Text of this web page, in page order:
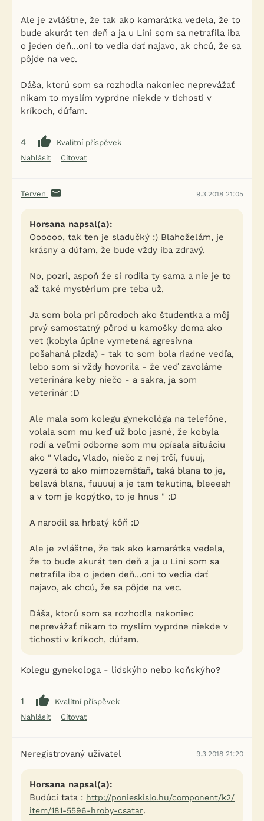
Ale je zvláštne, že tak ako kamarátka vedela, že to
bude akurát ten deň a ja u Lini som sa netrafila iba
o jeden deň...oni to vedia dať najavo, ak chcú, že sa
pôjde na vec.
Dáša, ktorú som sa rozhodla nakoniec neprevážať
nikam to myslím vyprdne niekde v tichosti v
kríkoch, dúfam.
4
Kvalitní příspěvek
Nahlásit
Citovat
Terven 9.3.2018 21:05
Horsana napsal(a):
Oooooo, tak ten je sladučký :) Blahoželám, je
krásny a dúfam, že bude vždy iba zdravý.
No, pozri, aspoň že si rodila ty sama a nie je to
až také mystérium pre teba už.
Ja som bola pri pôrodoch ako študentka a môj
prvý samostatný pôrod u kamošky doma ako
vet (kobyla úplne vymetená agresívna
pošahaná pizda) - tak to som bola riadne vedľa,
lebo som si vždy hovorila - že veď zavoláme
veterinára keby niečo - a sakra, ja som
veterinár :D
Ale mala som kolegu gynekológa na telefóne,
volala som mu keď už bolo jasné, že kobyla
rodí a veľmi odborne som mu opísala situáciu
ako " Vlado, Vlado, niečo z nej trčí, fuuuj,
vyzerá to ako mimozemšťaň, taká blana to je,
belavá blana, fuuuuj a je tam tekutina, bleeeah
a v tom je kopýtko, to je hnus " :D
A narodil sa hrbatý kôň :D
Ale je zvláštne, že tak ako kamarátka vedela,
že to bude akurát ten deň a ja u Lini som sa
netrafila iba o jeden deň...oni to vedia dať
najavo, ak chcú, že sa pôjde na vec.
Dáša, ktorú som sa rozhodla nakoniec
neprevážať nikam to myslím vyprdne niekde v
tichosti v kríkoch, dúfam.
Kolegu gynekologa - lidskýho nebo koňskýho?
1
Kvalitní příspěvek
Nahlásit
Citovat
Neregistrovaný uživatel 9.3.2018 21:20
Horsana napsal(a):
Budúci tata : http://ponieskislo.hu/component/k2/
item/181-5596-hroby-csatar.